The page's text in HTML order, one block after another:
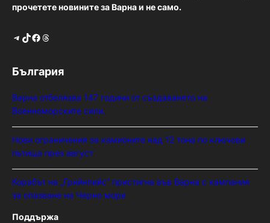
прочетете новините за Варна и не само.
Telegram TikTok Facebook Threads
България
Варна отбелязва 147 години от създаването на
Военноморските сили.
Нови ограничения за камионите над 12 тона по ключови
пътища през август
Корабът на „Грийнпийс“ пристигна във Варна с кампания
за опазване на Черно море
Поддържа